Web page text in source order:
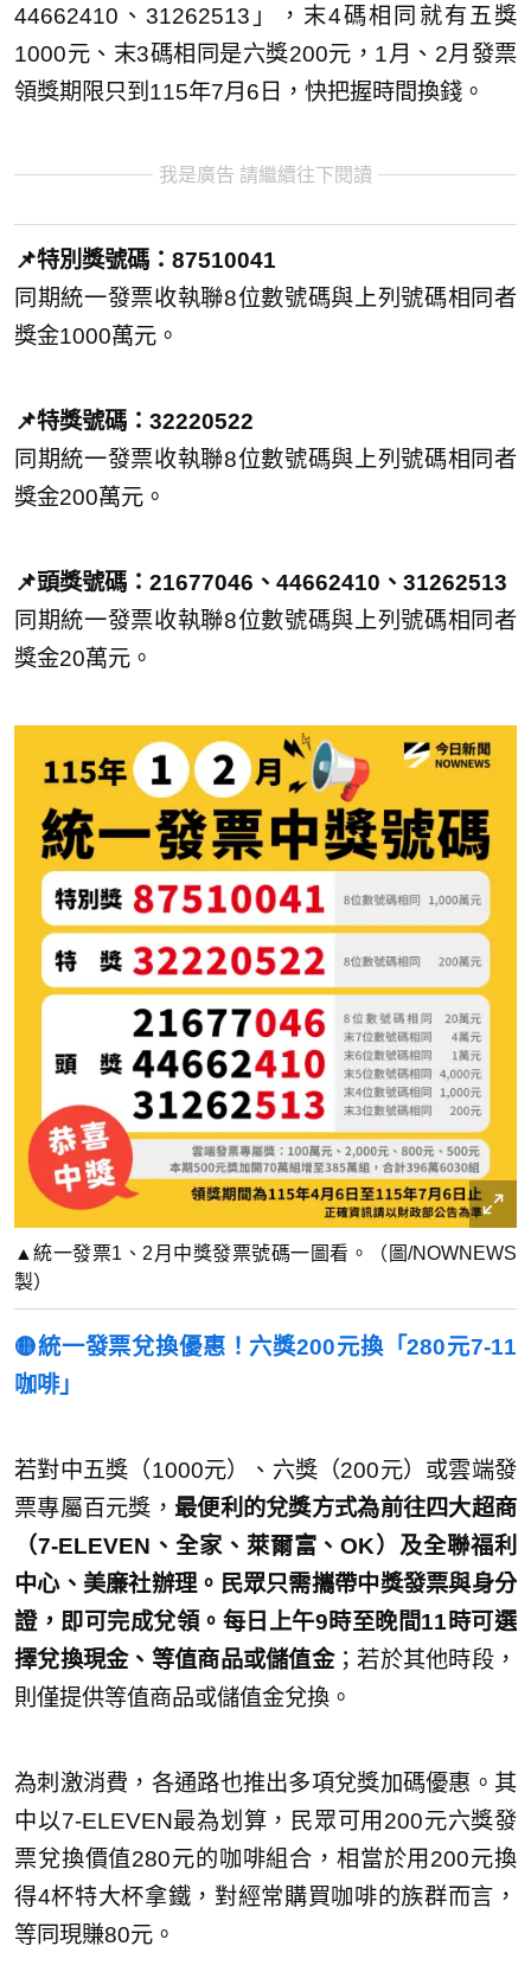
44662410、31262513」，末4碼相同就有五獎
1000元、末3碼相同是六獎200元，1月、2月發票
領獎期限只到115年7月6日，快把握時間換錢。
我是廣告 請繼續往下閱讀
📌特別獎號碼：87510041
同期統一發票收執聯8位數號碼與上列號碼相同者
獎金1000萬元。
📌特獎號碼：32220522
同期統一發票收執聯8位數號碼與上列號碼相同者
獎金200萬元。
📌頭獎號碼：21677046、44662410、31262513
同期統一發票收執聯8位數號碼與上列號碼相同者
獎金20萬元。
▲統一發票1、2月中獎發票號碼一圖看。（圖/NOWNEWS
製）
🟡統一發票兌換優惠！六獎200元換「280元7-11
咖啡」
若對中五獎（1000元）、六獎（200元）或雲端發
票專屬百元獎， 最便利的兌獎方式為前往四大超商
（7-ELEVEN、全家、萊爾富、OK）及全聯福利
中心、美廉社辦理。民眾只需攜帶中獎發票與身分
證，即可完成兌領。每日上午9時至晚間11時可選
擇兌換現金、等值商品或儲值金；若於其他時段，
則僅提供等值商品或儲值金兌換。
為刺激消費，各通路也推出多項兌獎加碼優惠。其
中以7-ELEVEN最為划算，民眾可用200元六獎發
票兌換價值280元的咖啡組合，相當於用200元換
得4杯特大杯拿鐵，對經常購買咖啡的族群而言，
等同現賺80元。